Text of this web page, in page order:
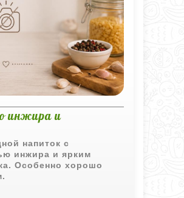
инжира и
напиток с
инжира и ярким
Особенно хорошо